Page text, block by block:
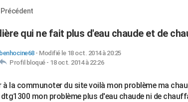
Précédent
qui ne fait plus d'eau chaude et de
benhocine68- Modifié le 18 oct. 2014 à 20:25
Profil bloqué - 18 oct. 2014 à 22:26
à la communoter du site voilà mon problème ma
mon problème plus d'eau chaude ni de